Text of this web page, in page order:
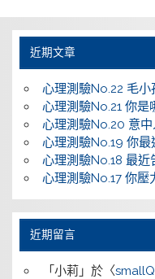
近期文章
心理測驗No.22 毛小
心理測驗No.21 你是
心理測驗No.20 意
心理測驗No.19 你
心理測驗No.18 最近
心理測驗No.17 你壓
近期留言
「 小莉」於〈